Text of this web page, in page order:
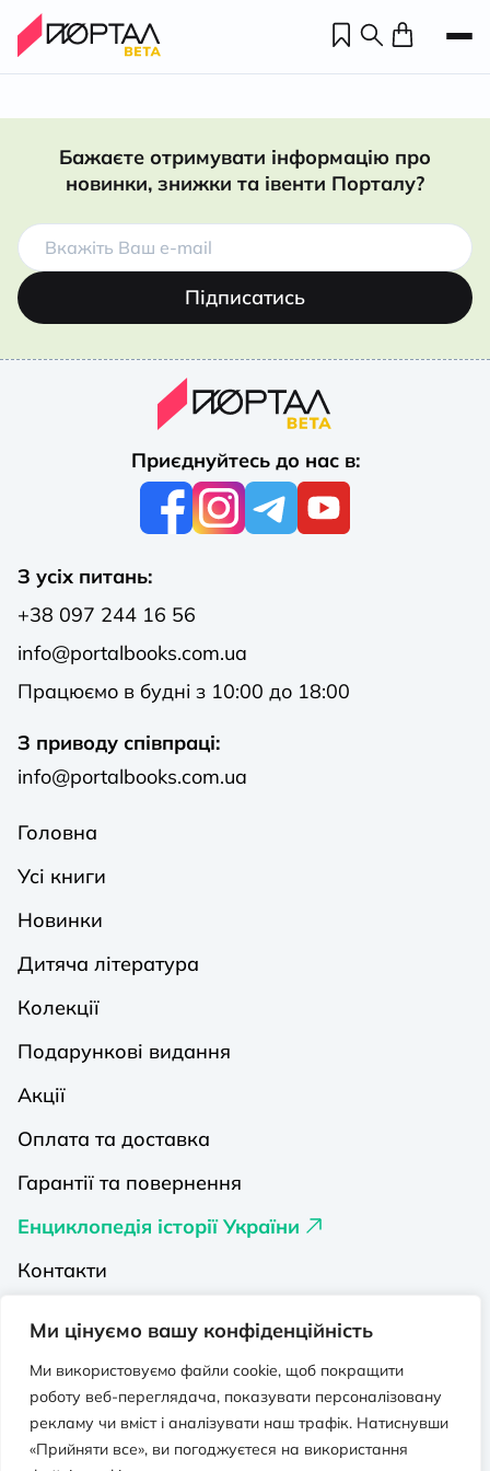
Ми цінуємо вашу конфіденційність
Ми використовуємо файли cookie, щоб покращити
роботу веб-переглядача, показувати персоналізовану
рекламу чи вміст і аналізувати наш трафік. Натиснувши
«Прийняти все», ви погоджуєтеся на використання
Бажаєте отримувати інформацію про
новинки, знижки та івенти Порталу?
Підписатись
Приєднуйтесь до нас в:
З усіх питань:
+38 097 244 16 56
info@portalbooks.com.ua
Працюємо в будні з 10:00 до 18:00
З приводу співпраці:
info@portalbooks.com.ua
Головна
Усі книги
Новинки
Дитяча література
Колекції
Подарункові видання
Акції
Оплата та доставка
Гарантії та повернення
Енциклопедія історії України
Контакти
Видавництва на Порталі
Політика конфіденційності
Публічна оферта